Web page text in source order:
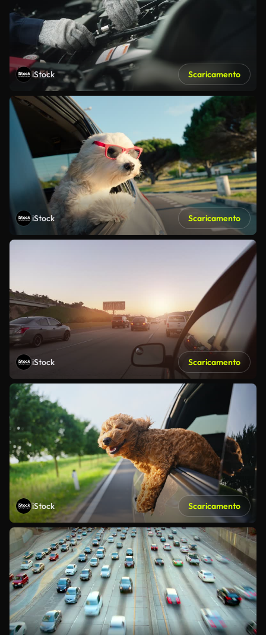
iStock Scaricamento
iStock Scaricamento
iStock Scaricamento
iStock Scaricamento